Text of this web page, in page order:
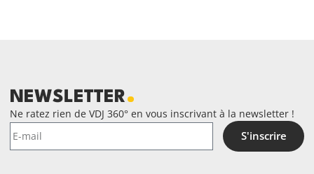
NEWSLETTER
Ne ratez rien de VDJ 360° en vous inscrivant à la newsletter !
S'inscrire